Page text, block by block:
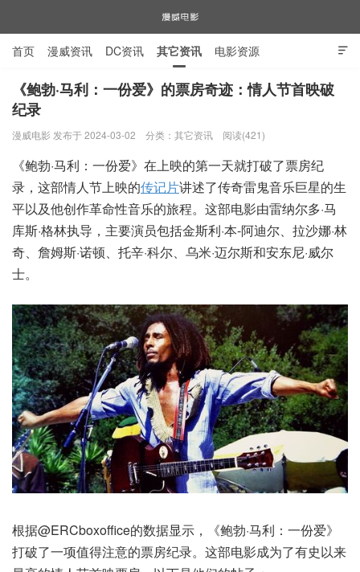
漫威电影

首页 漫威资讯 DC资讯 其它资讯 电影资源
电视剧资源 漫威图片
《鲍勃·马利：一份爱》的票房奇迹：情人节首映破
纪录
漫威电影 发布于 2024-03-02 分类： 其它资讯 阅读(421)
《鲍勃·马利：一份爱》在上映的第一天就打破了票房纪
录，这部情人节上映的传记片讲述了传奇雷鬼音乐巨星的生
平以及他创作革命性音乐的旅程。这部电影由雷纳尔多·马
库斯·格林执导，主要演员包括金斯利·本-阿迪尔、拉沙娜·林
奇、詹姆斯·诺顿、托辛·科尔、乌米·迈尔斯和安东尼·威尔
士。
根据@ERCboxoffice的数据显示，《鲍勃·马利：一份爱》
打破了一项值得注意的票房纪录。这部电影成为了有史以来